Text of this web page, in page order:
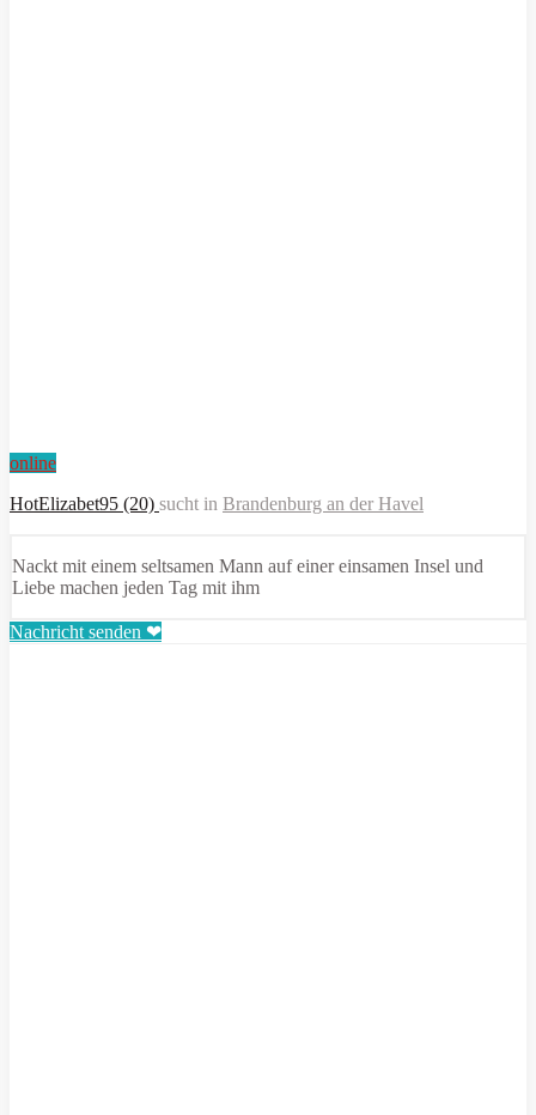
online
HotElizabet95 (20) sucht in Brandenburg an der Havel
Nackt mit einem seltsamen Mann auf einer einsamen Insel und
Liebe machen jeden Tag mit ihm
Nachricht senden ❤